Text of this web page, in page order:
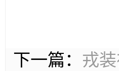
下一篇： 戎